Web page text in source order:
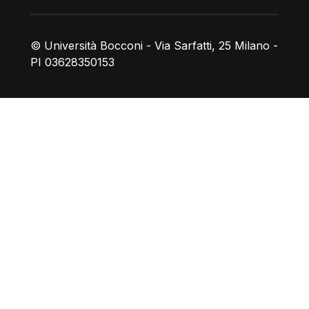
© Università Bocconi - Via Sarfatti, 25 Milano -
PI 03628350153